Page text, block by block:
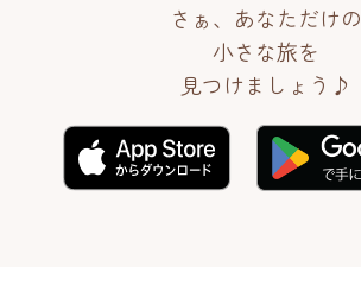
さぁ、あなただけの
小さな旅を
見つけましょう♪